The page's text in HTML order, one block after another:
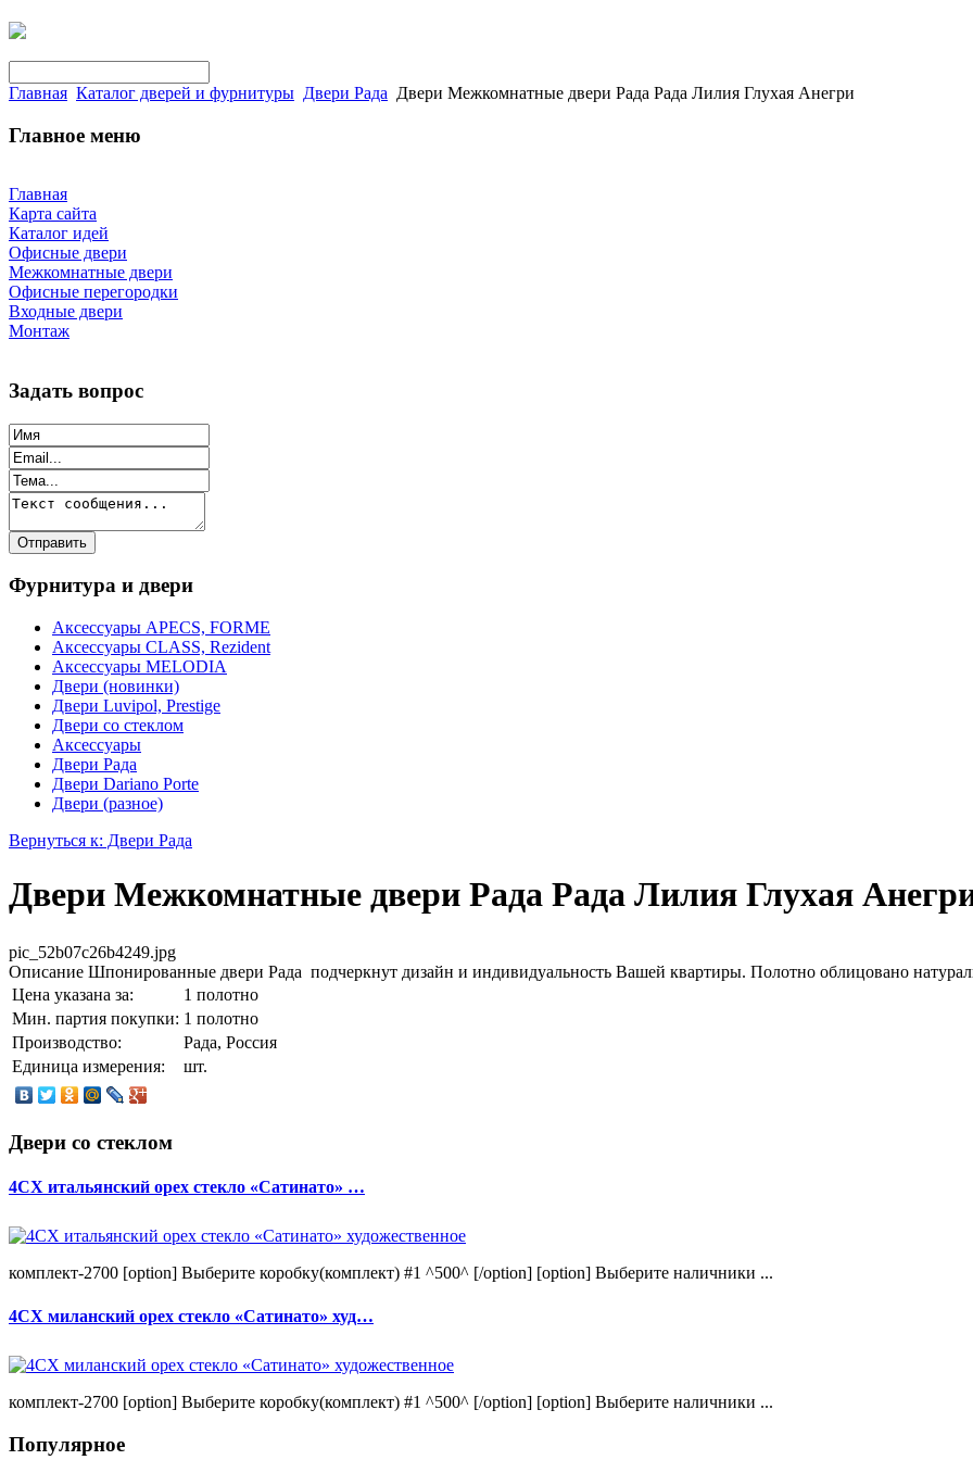
Главная Каталог дверей и фурнитуры Двери Рада Двери Межкомнатные двери Рада Рада Лилия Глухая Анегри
Главное меню
Главная
Карта сайта
Каталог идей
Офисные двери
Межкомнатные двери
Офисные перегородки
Входные двери
Монтаж
Задать вопрос
Фурнитура и двери
Аксессуары APECS, FORME
Аксессуары CLASS, Rezident
Аксессуары MELODIA
Двери (новинки)
Двери Luvipol, Prestige
Двери со стеклом
Аксессуары
Двери Рада
Двери Dariano Porte
Двери (разное)
Вернуться к: Двери Рада
Двери Межкомнатные двери Рада Рада Лилия Глухая
pic_52b07c26b4249.jpg
Описание Шпонированные двери Рада подчеркнут дизайн и индивидуальность Вашей квартиры. Полотно облицовано
Цена указана за:
1 полотно
Мин. партия покупки: 1 полотно
Производство:
Рада, Россия
Единица измерения:
шт.
Двери со стеклом
4CХ итальянский орех стекло «Сатинато» …
комплект-2700 [option] Выберите коробку(комплект) #1 ^500^ [/option] [option] Выберите наличники ...
4CХ миланский орех стекло «Сатинато» худ…
комплект-2700 [option] Выберите коробку(комплект) #1 ^500^ [/option] [option] Выберите наличники ...
Популярное